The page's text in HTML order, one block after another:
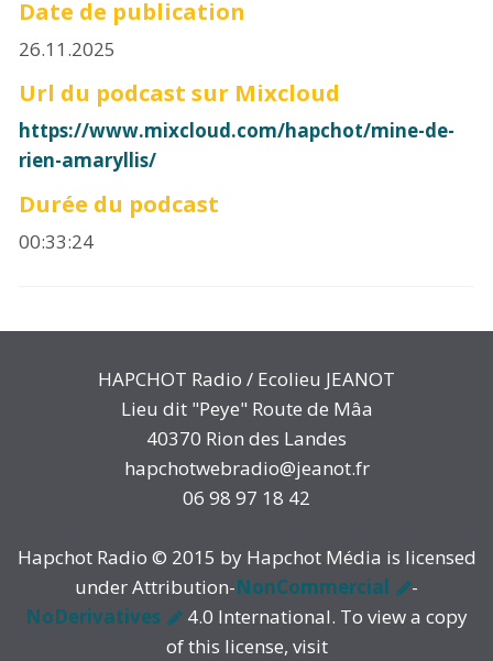
Date de publication
26.11.2025
Url du podcast sur Mixcloud
https://www.mixcloud.com/hapchot/mine-de-
rien-amaryllis/
Durée du podcast
00:33:24
HAPCHOT Radio / Ecolieu JEANOT
Lieu dit "Peye" Route de Mâa
40370 Rion des Landes
hapchotwebradio@jeanot.fr
06 98 97 18 42
Hapchot Radio © 2015 by Hapchot Média is licensed
under Attribution-NonCommercial
-
NoDerivatives
4.0 International. To view a copy
of this license, visit